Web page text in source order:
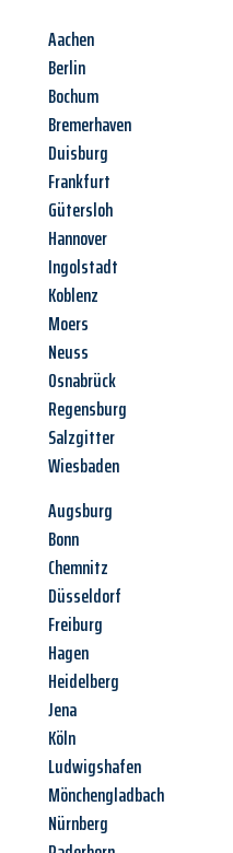
Aachen
Berlin
Bochum
Bremerhaven
Duisburg
Frankfurt
Gütersloh
Hannover
Ingolstadt
Koblenz
Moers
Neuss
Osnabrück
Regensburg
Salzgitter
Wiesbaden
Augsburg
Bonn
Chemnitz
Düsseldorf
Freiburg
Hagen
Heidelberg
Jena
Köln
Ludwigshafen
Mönchengladbach
Nürnberg